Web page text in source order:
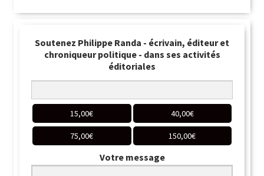
Soutenez Philippe Randa - écrivain, éditeur et
chroniqueur politique - dans ses activités
éditoriales
15,00€ 40,00€
75,00€ 150,00€
Votre message